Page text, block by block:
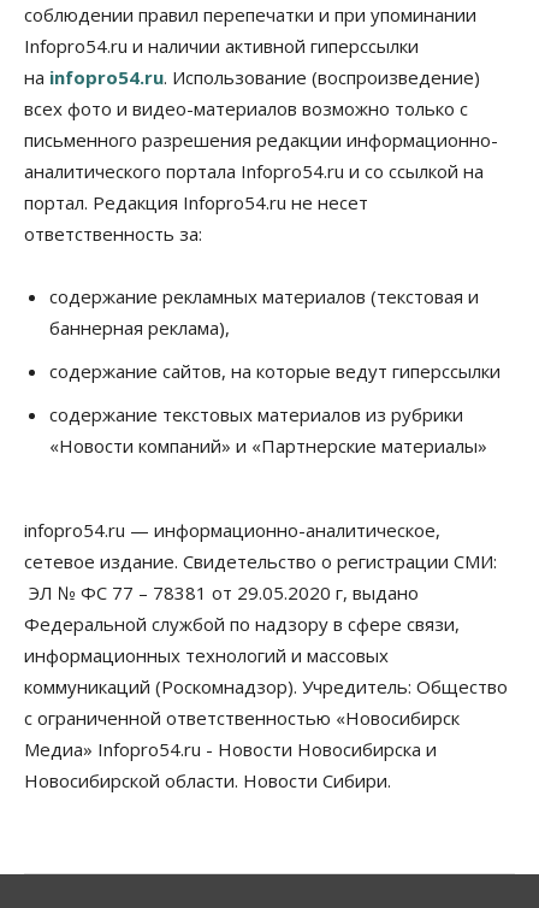
Спрос на машино-места в
Новосибирской области вырос в полтора раза
08 Августа 2026, 18:00
К современному юридическому образованию в
России возникает много вопросов
Новосибирские вузы опубликовали
приказы о зачислении на бюджетные места
08 Августа 2026, 16:00
Искусственный интеллект впервые выписал
штраф за борщевик
08 Августа 2026, 15:00
Продажи подержанных электромобилей в
Новосибирской области растут второй месяц
08 Августа 2026, 13:00
Бизнес Общество
Детские центры Новосибирска
перегибают с «педагогикой успеха», считает
психолог
08 Августа 2026, 11:00
Бизнес Общество
Союз продавцов маркетплейсов
соблюдении правил перепечатки и при упоминании
Infopro54.ru и наличии активной гиперссылки
на infopro54.ru. Использование (воспроизведение)
всех фото и видео-материалов возможно только с
письменного разрешения редакции информационно-
аналитического портала Infopro54.ru и со ссылкой на
портал. Редакция Infopro54.ru не несет
ответственность за:
содержание рекламных материалов (текстовая и
баннерная реклама),
содержание сайтов, на которые ведут гиперссылки
содержание текстовых материалов из рубрики
«Новости компаний» и «Партнерские материалы»
infopro54.ru — информационно-аналитическое,
сетевое издание. Свидетельство о регистрации СМИ:
ЭЛ № ФС 77 – 78381 от 29.05.2020 г, выдано
Федеральной службой по надзору в сфере связи,
информационных технологий и массовых
коммуникаций (Роскомнадзор). Учредитель: Общество
с ограниченной ответственностью «Новосибирск
Медиа» Infopro54.ru - Новости Новосибирска и
Новосибирской области. Новости Сибири.